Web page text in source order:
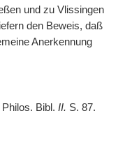
und zu Vlissingen
den Beweis, daß
Anerkennung
Bibl. II. S. 87.